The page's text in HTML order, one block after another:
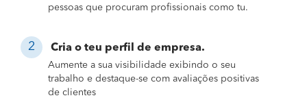
pessoas que procuram profissionais como tu.
Cria o teu perfil de empresa.
Aumente a sua visibilidade exibindo o seu
trabalho e destaque-se com avaliações positivas
de clientes